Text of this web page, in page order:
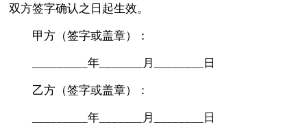
双方签字确认之日起生效。
甲方（签字或盖章）：
_________年_______月________日
乙方（签字或盖章）：
_________年_______月________日